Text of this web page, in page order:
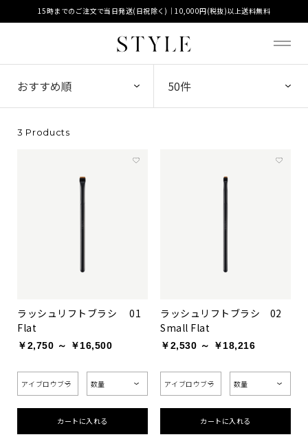
15時までのご注文で当日発送(日祝除く)｜10,000円(税抜)以上送料無料
3 Products
ラッシュリフトブラシ 01
Flat
￥2,750 ～ ￥16,500
カートに入れる
ラッシュリフトブラシ 02
Small Flat
￥2,530 ～ ￥18,216
カートに入れる